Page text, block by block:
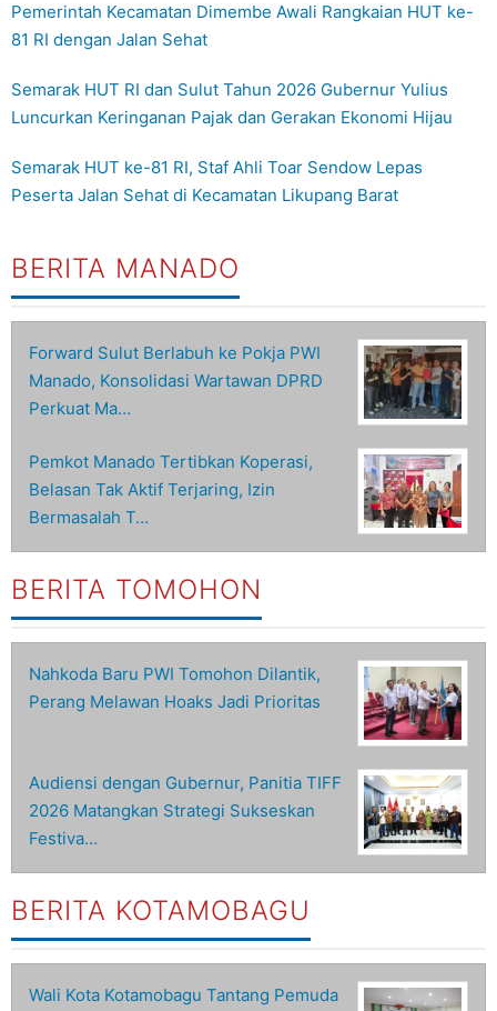
Pemerintah Kecamatan Dimembe Awali Rangkaian HUT ke-
81 RI dengan Jalan Sehat
Semarak HUT RI dan Sulut Tahun 2026 Gubernur Yulius
Luncurkan Keringanan Pajak dan Gerakan Ekonomi Hijau
Semarak HUT ke-81 RI, Staf Ahli Toar Sendow Lepas
Peserta Jalan Sehat di Kecamatan Likupang Barat
BERITA MANADO
Forward Sulut Berlabuh ke Pokja PWI
Manado, Konsolidasi Wartawan DPRD
Perkuat Ma…
Pemkot Manado Tertibkan Koperasi,
Belasan Tak Aktif Terjaring, Izin
Bermasalah T…
BERITA TOMOHON
Nahkoda Baru PWI Tomohon Dilantik,
Perang Melawan Hoaks Jadi Prioritas
Audiensi dengan Gubernur, Panitia TIFF
2026 Matangkan Strategi Sukseskan
Festiva…
BERITA KOTAMOBAGU
Wali Kota Kotamobagu Tantang Pemuda